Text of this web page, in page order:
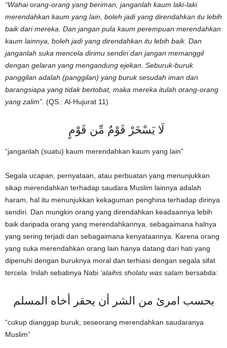
“Wahai orang-orang yang beriman, janganlah kaum laki-laki
merendahkan kaum yang lain, boleh jadi yang direndahkan itu lebih
baik dari mereka. Dan jangan pula kaum perempuan merendahkan
kaum lainnya, boleh jadi yang direndahkan itu lebih baik. Dan
janganlah suka mencela dirimu sendiri dan jangan memanggil
dengan gelaran yang mengandung ejekan. Seburuk-buruk
panggilan adalah (panggilan) yang buruk sesudah iman dan
barangsiapa yang tidak bertobat, maka mereka itulah orang-orang
yang zalim”. (QS.: Al-Hujurat 11)
لَا يَسْخَرْ قَوْمٌ مِّن قَوْمٍ
“janganlah (suatu) kaum merendahkan kaum yang lain”
Segala ucapan, pernyataan, atau perbuatan yang menunjukkan
sikap merendahkan terhadap saudara Muslim lainnya adalah
haram, hal itu menunjukkan kekaguman penghina terhadap dirinya
sendiri. Dan mungkin orang yang direndahkan keadaannya lebih
baik daripada orang yang merendahkannya, sebagaimana halnya
yang sering terjadi dan sebagaimana kenyataannya. Karena orang
yang suka merendahkan orang lain hanya datang dari hati yang
dipenuhi dengan buruknya moral dan terhiasi dengan segala sifat
tercela. Inilah sebabnya Nabi ‘alaihis sholatu was salam bersabda:
بحسب امرئ من الشر أن يحقر أخاه المسلم
“cukup dianggap buruk, seseorang merendahkan saudaranya
Muslim”